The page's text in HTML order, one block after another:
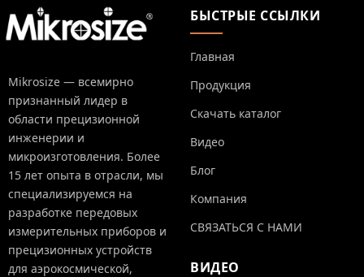
Mikrosize — всемирно
признанный лидер в
области прецизионной
инженерии и
микроизготовления. Более
15 лет опыта в отрасли, мы
специализируемся на
разработке передовых
измерительных приборов и
прецизионных устройств
для аэрокосмической,
БЫСТРЫЕ ССЫЛКИ
Главная
Продукция
Скачать каталог
Видео
Блог
Компания
СВЯЗАТЬСЯ С НАМИ
ВИДЕО